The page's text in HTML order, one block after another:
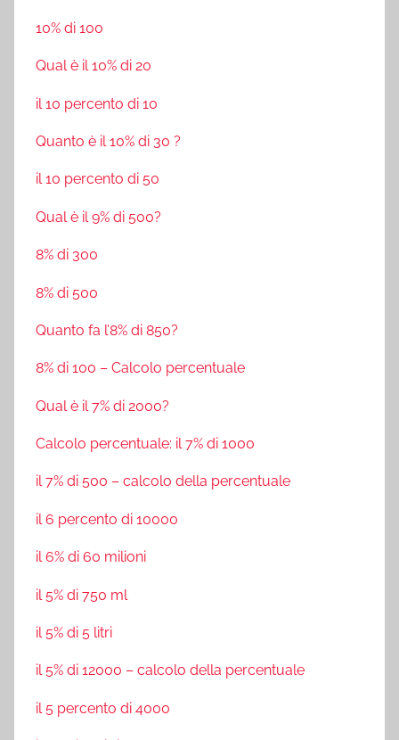
10% di 100
Qual è il 10% di 20
il 10 percento di 10
Quanto è il 10% di 30 ?
il 10 percento di 50
Qual è il 9% di 500?
8% di 300
8% di 500
Quanto fa l’8% di 850?
8% di 100 – Calcolo percentuale
Qual è il 7% di 2000?
Calcolo percentuale: il 7% di 1000
il 7% di 500 – calcolo della percentuale
il 6 percento di 10000
il 6% di 60 milioni
il 5% di 750 ml
il 5% di 5 litri
il 5% di 12000 – calcolo della percentuale
il 5 percento di 4000